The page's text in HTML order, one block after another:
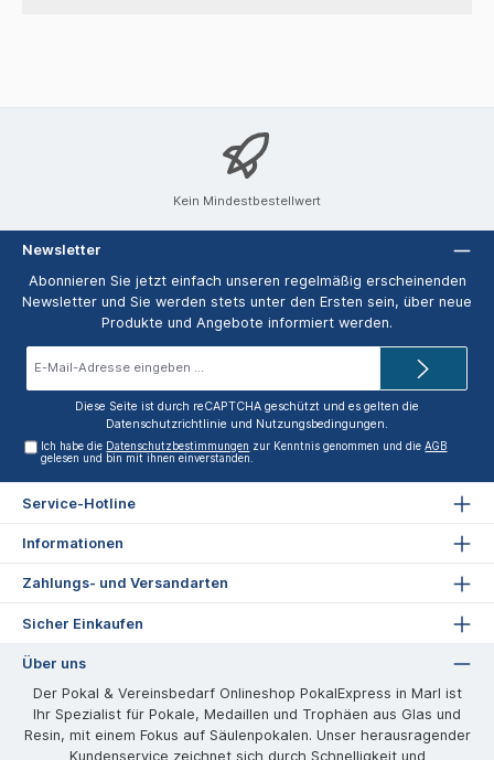
Kein Mindestbestellwert
Newsletter
Abonnieren Sie jetzt einfach unseren regelmäßig erscheinenden
Newsletter und Sie werden stets unter den Ersten sein, über neue
Produkte und Angebote informiert werden.
Diese Seite ist durch reCAPTCHA geschützt und es gelten die
Datenschutzrichtlinie und Nutzungsbedingungen.
Ich habe die Datenschutzbestimmungen zur Kenntnis genommen und dieAGB
gelesen und bin mit ihnen einverstanden.
Service-Hotline
Informationen
Zahlungs- und Versandarten
Sicher Einkaufen
Über uns
Der Pokal & Vereinsbedarf Onlineshop PokalExpress in Marl ist
Ihr Spezialist für Pokale, Medaillen und Trophäen aus Glas und
Resin, mit einem Fokus auf Säulenpokalen. Unser herausragender
Kundenservice zeichnet sich durch Schnelligkeit und